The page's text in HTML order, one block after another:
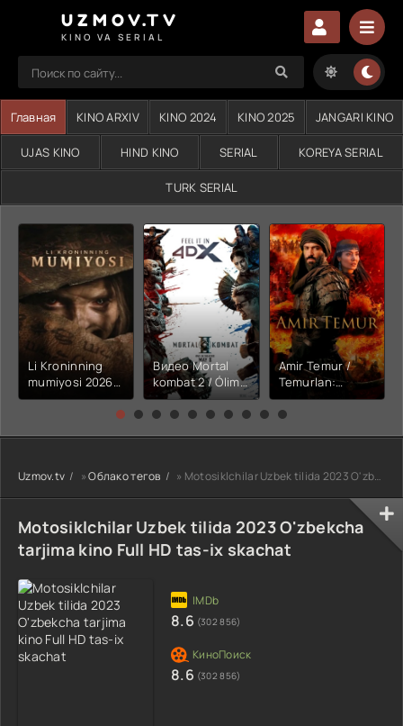
UZMOV.TV
KINO VA SERIAL
Главная KINO ARXIV KINO 2024 KINO 2025 JANGARI KINO
UJAS KINO HIND KINO SERIAL KOREYA SERIAL
TURK SERIAL
Li Kroninning
mumiyosi 2026
(uzbek tilida
kino) tarjima HD
Видео Mortal
kombat 2 / Ólim
jangi 2 (2026)
Uzbek tilida
Amir Temur /
Temurlan:
Fathchining
yuksalishi
tarjima kino Full
HD tas-ix
Uzmov.tv »Облако тегов » Motosiklchilar Uzbek tilida 2023 O'zbekcha tarjima kino Full HD tas-ix skachat
Motosiklchilar Uzbek tilida 2023 O'zbekcha
tarjima kino Full HD tas-ix skachat
8.6 (302 856)
8.6 (302 856)